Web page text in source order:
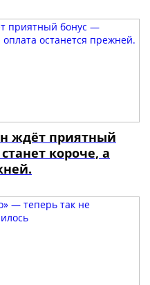
ждёт приятный
короче, а